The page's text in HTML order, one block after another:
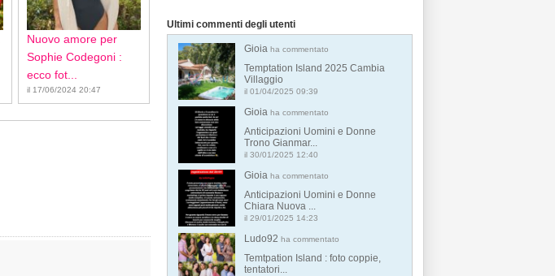
Nuovo amore per
Sophie Codegoni :
ecco fot...
il 17/06/2024 20:47
Ultimi commenti degli utenti
Gioia ha commentato
Temptation Island 2025 Cambia
Villaggio
il 01/04/2025 09:39
Gioia ha commentato
Anticipazioni Uomini e Donne
Trono Gianmar...
il 30/01/2025 12:40
Gioia ha commentato
Anticipazioni Uomini e Donne
Chiara Nuova ...
il 29/01/2025 14:23
Ludo92 ha commentato
Temtpation Island : foto coppie,
tentatori...